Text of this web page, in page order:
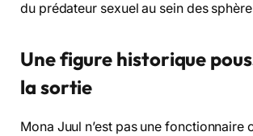
du prédateur sexuel au sein des
Une figure historique
la sortie
Mona Juul n’est pas une fonctionnaire